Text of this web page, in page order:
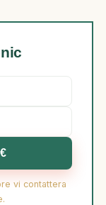
vi contattera